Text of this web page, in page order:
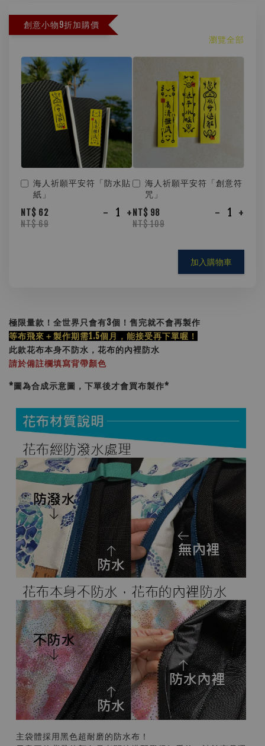
創意小物9折加購價
瀏覽全部
海人祈願平安符「防水貼
紙」
NT$ 62
NT$ 69
- +
海人祈願平安符「創意符
咒」
NT$ 98
NT$ 109
- +
加入購物車
極限量款！全世界只會有3個！售完就不會再製作
等布飛來＋製作期需1.5個月，能接受再下單喔！
此款花布本身不防水，花布的內裡防水
請於備註欄填寫背帶顏色
*圖為合成示意圖，下單後才會買布製作*
主袋體採用黑色超耐磨的防水布！